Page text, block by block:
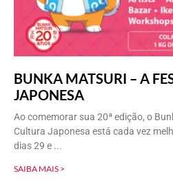
BUNKA MATSURI – A
JAPONESA
Ao comemorar sua 20ª edição, o
Cultura Japonesa está cada vez
dias 29 e
SAIBA MAIS >